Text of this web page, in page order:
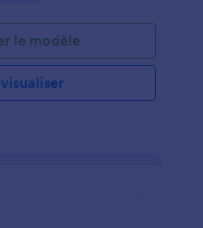
le modèle